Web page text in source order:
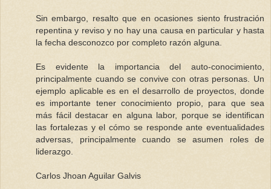
Sin embargo, resalto que en ocasiones siento frustración
repentina y reviso y no hay una causa en particular y hasta
la fecha desconozco por completo razón alguna.
Es evidente la importancia del auto-conocimiento,
principalmente cuando se convive con otras personas. Un
ejemplo aplicable es en el desarrollo de proyectos, donde
es importante tener conocimiento propio, para que sea
más fácil destacar en alguna labor, porque se identifican
las fortalezas y el cómo se responde ante eventualidades
adversas, principalmente cuando se asumen roles de
liderazgo.
Carlos Jhoan Aguilar Galvis